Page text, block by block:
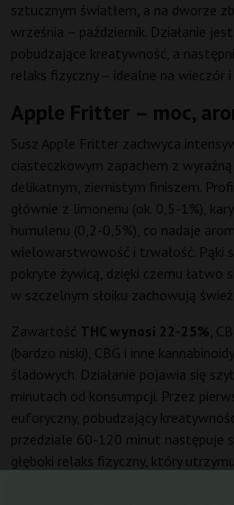
sztucznym światłem, a na dworze
września – październik. Działanie
pobudzające kreatywność, a
relaks fizyczny – idealne na wieczór i
Apple Fritter – moc,
Susz Apple Fritter zachwyca
ciasteczkowym zapachem z
delikatnym, ziemistym finiszem.
głównie z limonenu (ok. 0,5-1%),
humulenu (0,2-0,5%), co nadaje
wielowarstwowość i trwałość. Pąki
pokryte żywicą, dzięki czemu łatwo
w szczelnym słoiku zachowują
Zawartość THC wynosi 22-25% ,
(bardzo niski), CBG i inne
śladowych. Działanie pojawia się
minutach od konsumpcji. Przez
euforyczny, pobudzający
przedziale 60-120 minut następuje
głęboki relaks fizyczny, który